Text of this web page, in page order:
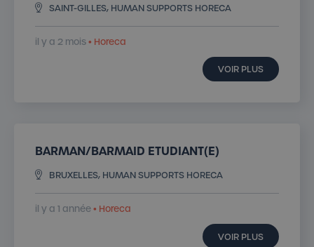
SAINT-GILLES, HUMAN SUPPORTS HORECA
il y a 2 mois• Horeca
VOIR PLUS
BARMAN/BARMAID ETUDIANT(E)
BRUXELLES, HUMAN SUPPORTS HORECA
il y a 1 année• Horeca
VOIR PLUS